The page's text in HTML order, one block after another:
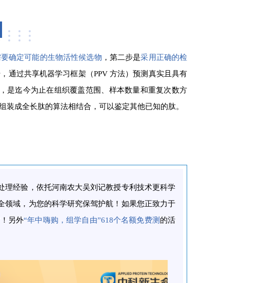
要确定可能的生物活性候选物 ，第二步是采用正确的检
通过共享机器学习框架（PPV 方法）预测真实且具有
是迄今为止在组织覆盖范围、样本数量和重复次数方
成全长肽的算法相结合，可以鉴定其他已知的肽。
理经验，依托河南农大吴刘记教授专利技术更科学
领域，为您的科学研究保驾护航！如果您正致力于
另外“年中嗨购，组学自由”618个名额免费测 的活